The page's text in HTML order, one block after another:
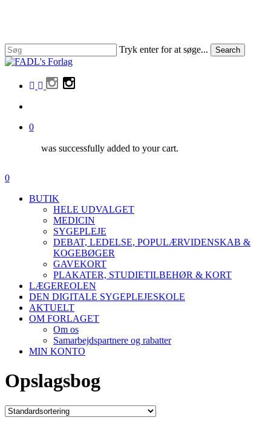
content
Tryk enter for at søge... Search
Close
facebook
linkedin
instagram
0
was successfully added to your cart.
Menu
search
0
BUTIK
HELE UDVALGET
MEDICIN
SYGEPLEJE
DEBAT, LEDELSE, POPULÆRVIDENSKAB &
KOGEBØGER
GAVEKORT
PLAKATER, STUDIETILBEHØR & KORT
LÆGEREOLEN
DEN DIGITALE SYGEPLEJESKOLE
AKTUELT
OM FORLAGET
Om os
Samarbejdspartnere og rabatter
MIN KONTO
Opslagsbog